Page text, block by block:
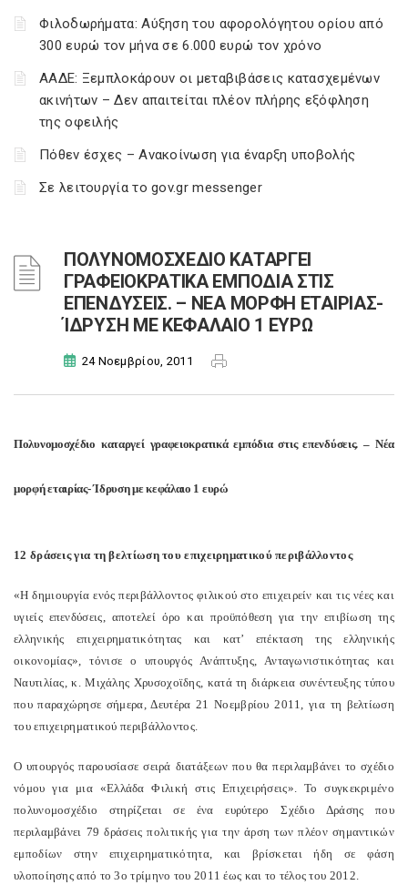
Φιλοδωρήματα: Αύξηση του αφορολόγητου ορίου από
300 ευρώ τον μήνα σε 6.000 ευρώ τον χρόνο
ΑΑΔΕ: Ξεμπλοκάρουν οι μεταβιβάσεις κατασχεμένων
ακινήτων – Δεν απαιτείται πλέον πλήρης εξόφληση
της οφειλής
Πόθεν έσχες – Ανακοίνωση για έναρξη υποβολής
Σε λειτουργία το gov.gr messenger
ΠΟΛΥΝΟΜΟΣΧΕΔΙΟ ΚΑΤΑΡΓΕΙ
ΓΡΑΦΕΙΟΚΡΑΤΙΚΑ ΕΜΠΟΔΙΑ ΣΤΙΣ
ΕΠΕΝΔΥΣΕΙΣ. – ΝΕΑ ΜΟΡΦΗ ΕΤΑΙΡΙΑΣ-
ΊΔΡΥΣΗ ΜΕ ΚΕΦΑΛΑΙΟ 1 ΕΥΡΩ
24 Νοεμβρίου, 2011
Πολυνομοσχέδιο καταργεί γραφειοκρατικά εμπόδια στις επενδύσεις. – Νέα
μορφή εταιρίας- Ίδρυση με κεφάλαιο 1 ευρώ
12 δράσεις για τη βελτίωση του επιχειρηματικού περιβάλλοντος
«Η δημιουργία ενός περιβάλλοντος φιλικού στο επιχειρείν και τις νέες και
υγιείς επενδύσεις, αποτελεί όρο και προϋπόθεση για την επιβίωση της
ελληνικής επιχειρηματικότητας και κατ’ επέκταση της ελληνικής
οικονομίας», τόνισε ο υπουργός Ανάπτυξης, Ανταγωνιστικότητας και
Ναυτιλίας, κ. Μιχάλης Χρυσοχοϊδης, κατά τη διάρκεια συνέντευξης τύπου
που παραχώρησε σήμερα, Δευτέρα 21 Νοεμβρίου 2011, για τη βελτίωση
του επιχειρηματικού περιβάλλοντος.
Ο υπουργός παρουσίασε σειρά διατάξεων που θα περιλαμβάνει το σχέδιο
νόμου για μια «Ελλάδα Φιλική στις Επιχειρήσεις». Το συγκεκριμένο
πολυνομοσχέδιο στηρίζεται σε ένα ευρύτερο Σχέδιο Δράσης που
περιλαμβάνει 79 δράσεις πολιτικής για την άρση των πλέον σημαντικών
εμποδίων στην επιχειρηματικότητα, και βρίσκεται ήδη σε φάση
υλοποίησης από το 3ο τρίμηνο του 2011 έως και το τέλος του 2012.